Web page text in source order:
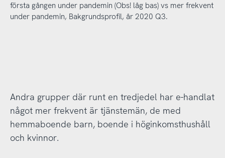
första gången under pandemin (Obs! låg bas) vs mer frekvent
under pandemin, Bakgrundsprofil, år 2020 Q3.
Andra grupper där runt en tredjedel har e-handlat
något mer frekvent är tjänstemän, de med
hemmaboende barn, boende i höginkomsthushåll
och kvinnor.